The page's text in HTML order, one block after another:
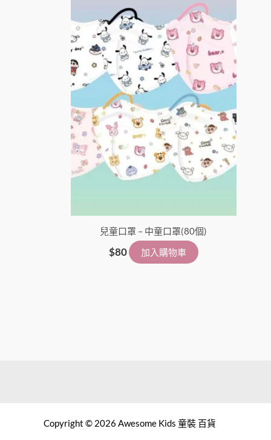
兒童口罩 – 中童口罩(80個)
$80 加入購物車
Copyright © 2026 Awesome Kids 童裝 百貨